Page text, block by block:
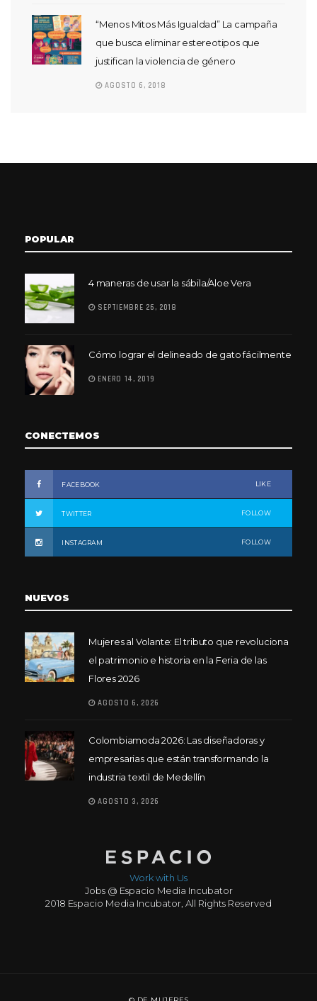
“Menos Mitos Más Igualdad” La campaña
que busca eliminar estereotipos que
justifican la violencia de género
AGOSTO 6, 2018
POPULAR
4 maneras de usar la sábila/Aloe Vera
SEPTIEMBRE 26, 2018
Cómo lograr el delineado de gato fácilmente
ENERO 14, 2019
CONECTEMOS
FACEBOOK LIKE
TWITTER FOLLOW
INSTAGRAM FOLLOW
NUEVOS
Mujeres al Volante: El tributo que revoluciona
el patrimonio e historia en la Feria de las
Flores 2026
AGOSTO 6, 2026
Colombiamoda 2026: Las diseñadoras y
empresarias que están transformando la
industria textil de Medellín
AGOSTO 3, 2026
Work with Us
Jobs @ Espacio Media Incubator
2018 Espacio Media Incubator, All Rights Reserved